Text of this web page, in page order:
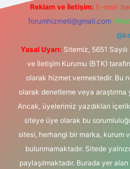
Reklam ve İletişim: E-mail:
forumhizmeti@gmail.com
Yasal Uyarı: Sitemiz, 5651
ve İletişim Kurumu (BTK)
olarak hizmet vermektedir. Bu
olarak denetleme veya
Ancak, üyelerimiz yazdıkları
siteye üye olarak bu
sitesi, herhangi bir marka, kurum
bulunmamaktadır. Sitede
paylaşılmaktadır. Burada yer